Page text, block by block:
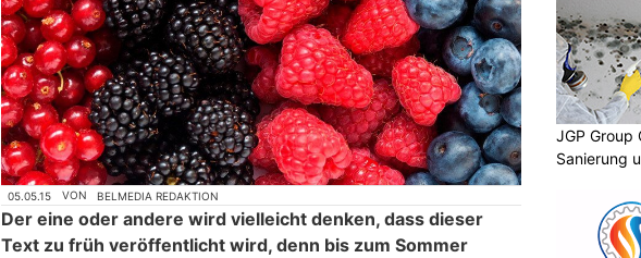
05.05.15 VON BELMEDIA REDAKTION
Der eine oder andere wird vielleicht denken, dass dieser
Text zu früh veröffentlicht wird, denn bis zum Sommer
JGP Group
Sanierung